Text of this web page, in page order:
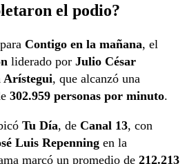
el podio?
Contigo en la mañana, el
liderado por Julio César
Arístegui, que alcanzó una
302.959 personas por minuto.
Tu Día, de Canal 13, con
Luis Repenning en la
marcó un promedio de 212.213